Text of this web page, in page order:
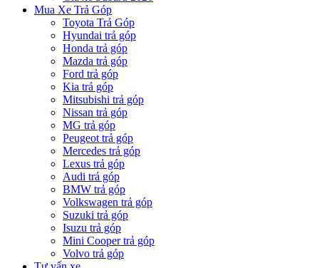
Mua Xe Trả Góp
Toyota Trả Góp
Hyundai trả góp
Honda trả góp
Mazda trả góp
Ford trả góp
Kia trả góp
Mitsubishi trả góp
Nissan trả góp
MG trả góp
Peugeot trả góp
Mercedes trả góp
Lexus trả góp
Audi trả góp
BMW trả góp
Volkswagen trả góp
Suzuki trả góp
Isuzu trả góp
Mini Cooper trả góp
Volvo trả góp